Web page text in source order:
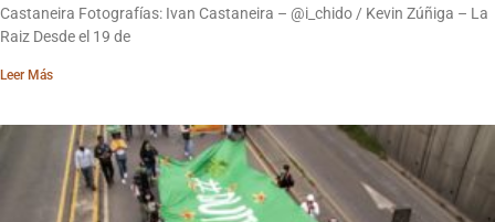
Castaneira Fotografías: Ivan Castaneira – @i_chido / Kevin Zúñiga – La
Raiz Desde el 19 de
Leer Más